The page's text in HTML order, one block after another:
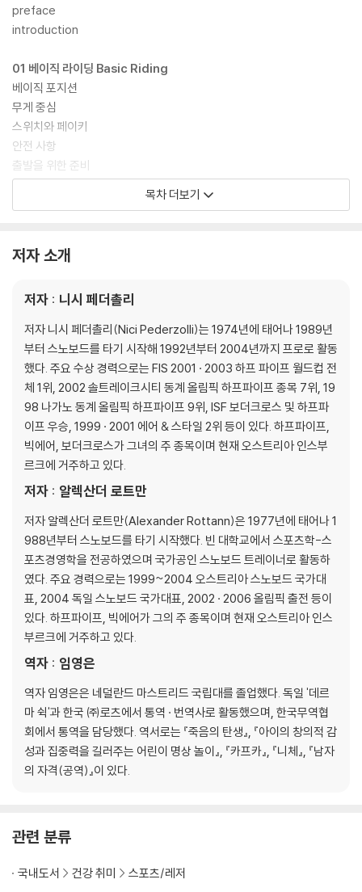
preface
introduction
01 베이직 라이딩 Basic Riding
베이직 포지션
무게 중심
스위치와 페이키
안전 사항
출발을 위한 준비
02 그라운드 트릭 Ground Tricks
노즈롤
FS 180°
BS 180°
노즈스핀
테일스핀
FS 360°
BS 360°
노즈슬라이드
03 스트레이트 점프 Straight Jump
테이크오프
스트레이트 점프
로테이션의 도입
BS 180°
BS 360°
BS 540°
BS 720°
SW BS 540°
FS 180°
FS 540°
FS 720°
SW FS 180°
04 하프파이프 Halfpipe
실전 베이직
BS 알리웁, 스테일피쉬
에어에서 페이키, 리엔
목차 더보기
저자 소개
저자 : 니시 페더촐리
저자 니시 페더촐리(Nici Pederzolli)는 1974년에 태어나 1989년
부터 스노보드를 타기 시작해 1992년부터 2004년까지 프로로 활동
했다. 주요 수상 경력으로는 FIS 2001 · 2003 하프 파이프 월드컵 전
체 1위, 2002 솔트레이크시티 동계 올림픽 하프파이프 종목 7위, 19
98 나가노 동계 올림픽 하프파이프 9위, ISF 보더크로스 및 하프파
이프 우승, 1999 · 2001 에어 & 스타일 2위 등이 있다. 하프파이프,
빅에어, 보더크로스가 그녀의 주 종목이며 현재 오스트리아 인스부
르크에 거주하고 있다.
저자 : 알렉산더 로트만
저자 알렉산더 로트만(Alexander Rottann)은 1977년에 태어나 1
988년부터 스노보드를 타기 시작했다. 빈 대학교에서 스포츠학-스
포츠경영학을 전공하였으며 국가공인 스노보드 트레이너로 활동하
였다. 주요 경력으로는 1999~2004 오스트리아 스노보드 국가대
표, 2004 독일 스노보드 국가대표, 2002 · 2006 올림픽 출전 등이
있다. 하프파이프, 빅에어가 그의 주 종목이며 현재 오스트리아 인스
부르크에 거주하고 있다.
역자 : 임영은
역자 임영은은 네덜란드 마스트리드 국립대를 졸업했다. 독일 '데르
마 쉭'과 한국 ㈜로츠에서 통역 · 번역사로 활동했으며, 한국무역협
회에서 통역을 담당했다. 역서로는 『죽음의 탄생』, 『아이의 창의적 감
성과 집중력을 길러주는 어린이 명상 놀이』, 『카프카』, 『니체』, 『남자
의 자격(공역)』이 있다.
관련 분류
국내도서 건강 취미 스포츠/레저